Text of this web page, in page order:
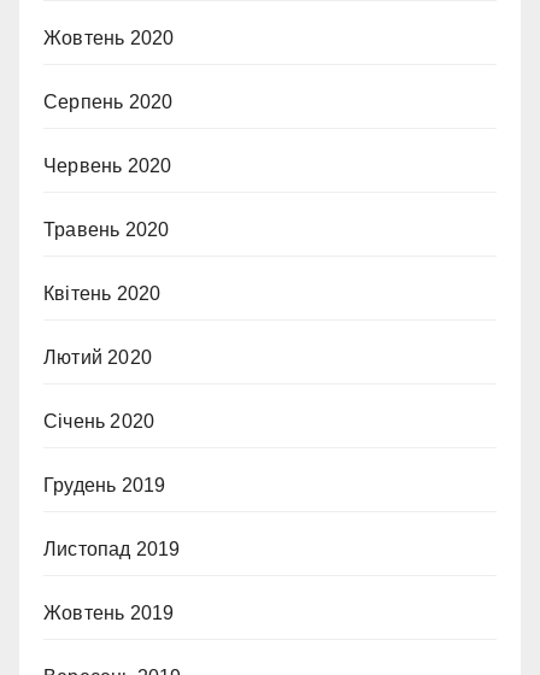
Жовтень 2020
Серпень 2020
Червень 2020
Травень 2020
Квітень 2020
Лютий 2020
Січень 2020
Грудень 2019
Листопад 2019
Жовтень 2019